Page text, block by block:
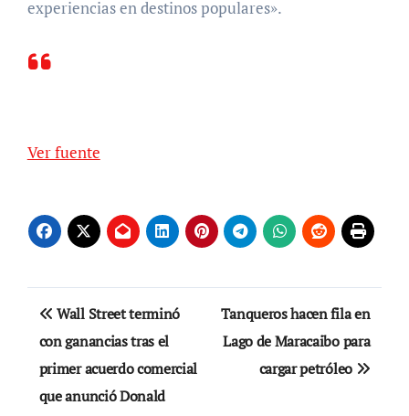
experiencias en destinos populares».
Ver fuente
Navegación
de
entradas
Wall Street terminó
con ganancias tras el
primer acuerdo comercial
que anunció Donald
Tanqueros hacen fila en
Lago de Maracaibo para
cargar petróleo